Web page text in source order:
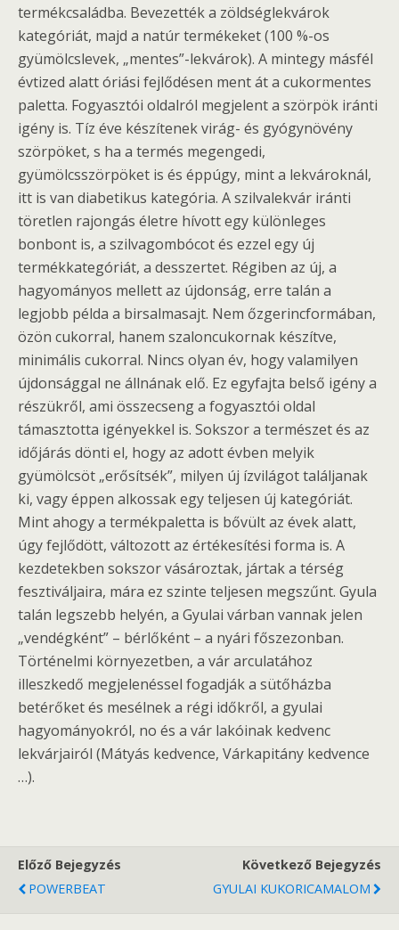
termékcsaládba. Bevezették a zöldséglekvárok
kategóriát, majd a natúr termékeket (100 %-os
gyümölcslevek, „mentes”-lekvárok). A mintegy másfél
évtized alatt óriási fejlődésen ment át a cukormentes
paletta. Fogyasztói oldalról megjelent a szörpök iránti
igény is. Tíz éve készítenek virág- és gyógynövény
szörpöket, s ha a termés megengedi,
gyümölcsszörpöket is és éppúgy, mint a lekvároknál,
itt is van diabetikus kategória. A szilvalekvár iránti
töretlen rajongás életre hívott egy különleges
bonbont is, a szilvagombócot és ezzel egy új
termékkategóriát, a desszertet. Régiben az új, a
hagyományos mellett az újdonság, erre talán a
legjobb példa a birsalmasajt. Nem őzgerincformában,
özön cukorral, hanem szaloncukornak készítve,
minimális cukorral. Nincs olyan év, hogy valamilyen
újdonsággal ne állnának elő. Ez egyfajta belső igény a
részükről, ami összecseng a fogyasztói oldal
támasztotta igényekkel is. Sokszor a természet és az
időjárás dönti el, hogy az adott évben melyik
gyümölcsöt „erősítsék”, milyen új ízvilágot találjanak
ki, vagy éppen alkossak egy teljesen új kategóriát.
Mint ahogy a termékpaletta is bővült az évek alatt,
úgy fejlődött, változott az értékesítési forma is. A
kezdetekben sokszor vásároztak, jártak a térség
fesztiváljaira, mára ez szinte teljesen megszűnt. Gyula
talán legszebb helyén, a Gyulai várban vannak jelen
„vendégként” – bérlőként – a nyári főszezonban.
Történelmi környezetben, a vár arculatához
illeszkedő megjelenéssel fogadják a sütőházba
betérőket és mesélnek a régi időkről, a gyulai
hagyományokról, no és a vár lakóinak kedvenc
lekvárjairól (Mátyás kedvence, Várkapitány kedvence
…).
Előző Bejegyzés
POWERBEAT
Következő Bejegyzés
GYULAI KUKORICAMALOM